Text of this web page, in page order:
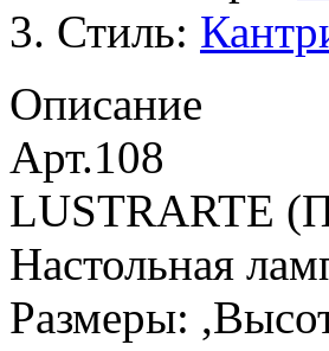
Стиль:
Описание
Арт.108
LUSTRARTE
Настольная
Размеры: